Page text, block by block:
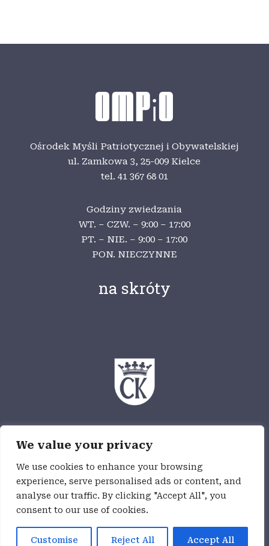
We value your privacy
We use cookies to enhance your browsing
experience, serve personalised ads or content, and
analyse our traffic. By clicking "Accept All", you
consent to our use of cookies.
Customise Reject All Accept All
Ośrodek Myśli Patriotycznej i Obywatelskiej
ul. Zamkowa 3,25-009 Kielce
tel. 41 367 68 01
Godziny zwiedzania
WT. – CZW. – 9:00 – 17:00
PT. – NIE. – 9:00 – 17:00
PON. NIECZYNNE
na skróty
jest częścią Wzgórza Zamkowego,
jednostki budżetowej Miasta Kielce
Deklaracja dostępności